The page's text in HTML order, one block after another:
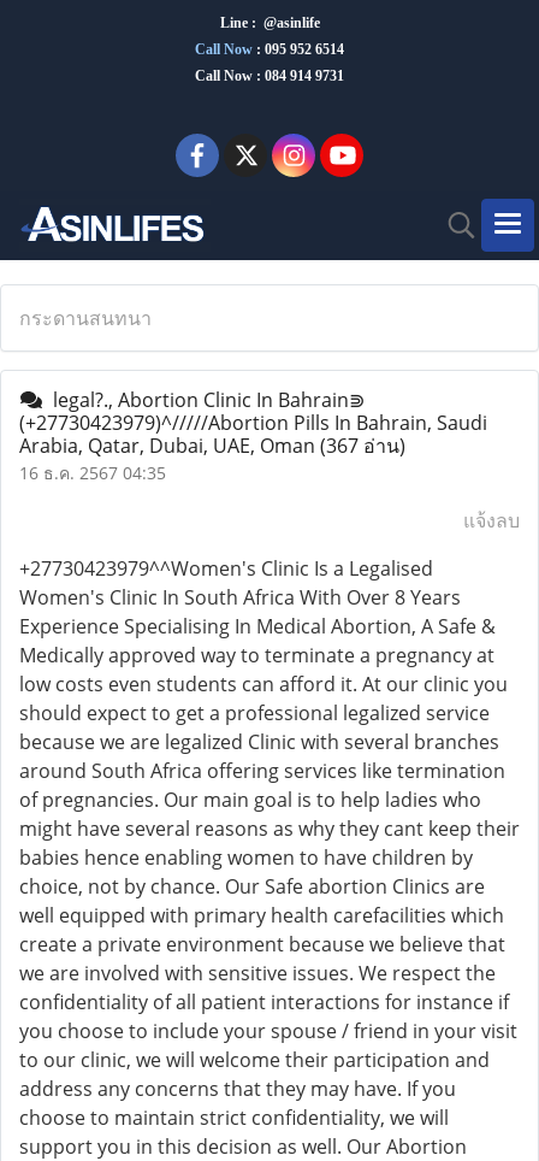
Line : @asinlife
Call Now : 095 952 6514
Call Now : 084 914 9731
กระดานสนทนา
legal?., Abortion Clinic In Bahrain⋑
(+27730423979)^/////Abortion Pills In Bahrain, Saudi
Arabia, Qatar, Dubai, UAE, Oman (367 อ่าน)
16 ธ.ค. 2567 04:35
แจ้งลบ
+27730423979^^Women's Clinic Is a Legalised
Women's Clinic In South Africa With Over 8 Years
Experience Specialising In Medical Abortion, A Safe &
Medically approved way to terminate a pregnancy at
low costs even students can afford it. At our clinic you
should expect to get a professional legalized service
because we are legalized Clinic with several branches
around South Africa offering services like termination
of pregnancies. Our main goal is to help ladies who
might have several reasons as why they cant keep their
babies hence enabling women to have children by
choice, not by chance. Our Safe abortion Clinics are
well equipped with primary health carefacilities which
create a private environment because we believe that
we are involved with sensitive issues. We respect the
confidentiality of all patient interactions for instance if
you choose to include your spouse / friend in your visit
to our clinic, we will welcome their participation and
address any concerns that they may have. If you
choose to maintain strict confidentiality, we will
support you in this decision as well. Our Abortion